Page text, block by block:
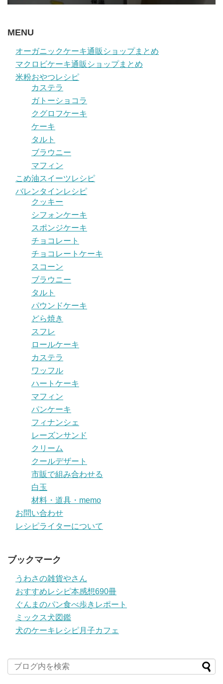
MENU
オーガニックケーキ通販ショップまとめ
マクロビケーキ通販ショップまとめ
米粉おやつレシピ
カステラ
ガトーショコラ
クグロフケーキ
ケーキ
タルト
ブラウニー
マフィン
こめ油スイーツレシピ
バレンタインレシピ
クッキー
シフォンケーキ
スポンジケーキ
チョコレート
チョコレートケーキ
スコーン
ブラウニー
タルト
パウンドケーキ
どら焼き
スフレ
ロールケーキ
カステラ
ワッフル
ハートケーキ
マフィン
パンケーキ
フィナンシェ
レーズンサンド
クリーム
クールデザート
市販で組み合わせる
白玉
材料・道具・memo
お問い合わせ
レシピライターについて
ブックマーク
うわさの雑貨やさん
おすすめレシピ本感想690冊
ぐんまのパン食べ歩きレポート
ミックス犬図鑑
犬のケーキレシピ月子カフェ